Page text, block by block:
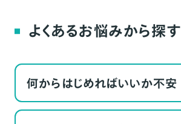
よくあるお悩みから探す
何からはじめればいいか不安